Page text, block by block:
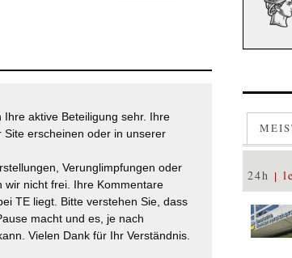
aktive Beteiligung sehr. Ihre
erscheinen oder in unserer
Verunglimpfungen oder
wir nicht frei. Ihre Kommentare
TE liegt. Bitte verstehen Sie, dass
macht und es, je nach
Vielen Dank für Ihr Verständnis.
24h